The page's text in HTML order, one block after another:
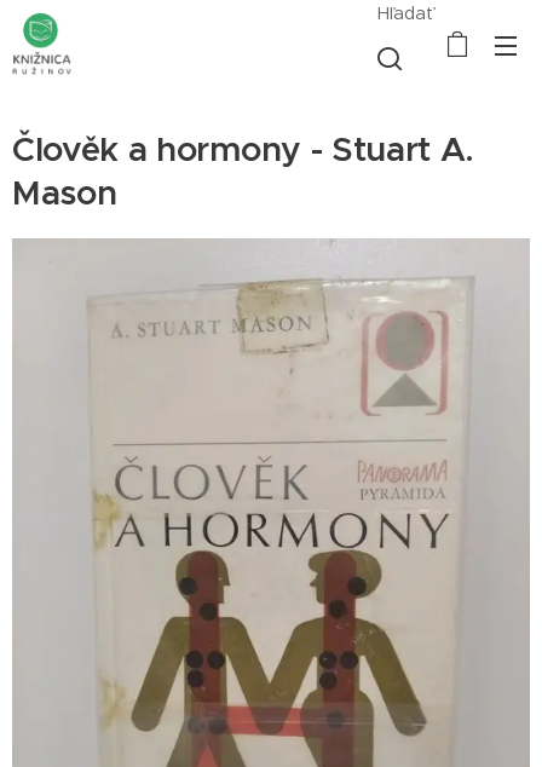
Hľadať
Člověk a hormony - Stuart A.
Mason